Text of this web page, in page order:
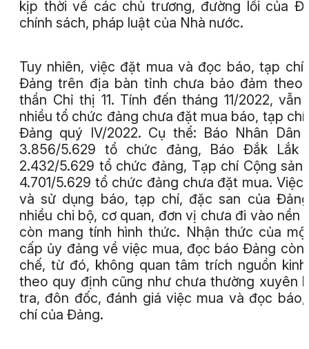
kịp thời về các chủ trương, đường lối của
chính sách, pháp luật của Nhà nước.
Tuy nhiên, việc đặt mua và đọc báo, tạp chí
Đảng trên địa bàn tỉnh chưa bảo đảm theo
thần Chỉ thị 11. Tính đến tháng 11/2022, vẫn
nhiều tổ chức đảng chưa đặt mua báo, tạp chí
Đảng quý IV/2022. Cụ thể: Báo Nhân Dân
3.856/5.629 tổ chức đảng, Báo Đắk Lắk
2.432/5.629 tổ chức đảng, Tạp chí Cộng sản
4.701/5.629 tổ chức đảng chưa đặt mua. Việc
và sử dụng báo, tạp chí, đặc san của
nhiều chi bộ, cơ quan, đơn vị chưa đi vào nền
còn mang tính hình thức. Nhận thức của
cấp ủy đảng về việc mua, đọc báo Đảng còn
chế, từ đó, không quan tâm trích nguồn
theo quy định cũng như chưa thường xuyên
tra, đôn đốc, đánh giá việc mua và đọc
chí của Đảng.